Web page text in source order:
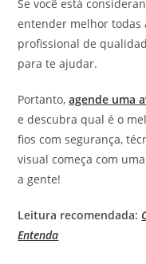
Se você está
entender melhor todas
profissional de
para te ajudar.
Portanto,agende uma
e descubra qual é o
fios com segurança,
visual começa com
a gente!
Leitura recomendada:
Entenda